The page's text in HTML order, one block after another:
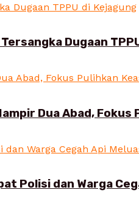
Dugaan
Dua Abad, Fokus
Polisi dan Warga